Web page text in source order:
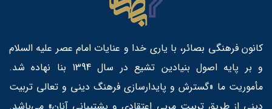
کانون فرهنگی بصائر، با یاری خدا و عنایات امام عصر علیه السلام
و بر پایه اصول بنیادین تشیع در سال 1394 بنا نهاده شد.
مأموریت ما «گسترش و پایدارسازی فرهنگ دینی و تعالی تربیت
دینی از طریق تربیت مربی اعتقادی و پشتیبانی آنان» می‌باشد.